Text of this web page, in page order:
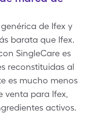
de Ifex y
barata que Ifex.
SingleCare es
reconstituidas al
es mucho menos
venta para Ifex,
activos.